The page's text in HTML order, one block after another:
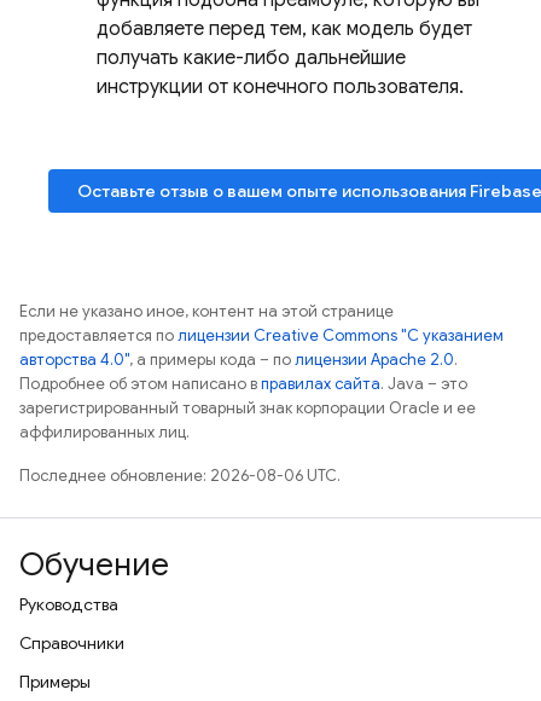
добавляете перед тем, как модель будет
получать какие-либо дальнейшие
инструкции от конечного пользователя.
Оставьте отзыв о вашем опыте использования
Если не указано иное, контент на этой странице
предоставляется полицензии Creative Commons "С указанием
авторства 4.0", а примеры кода – полицензии Apache 2.0.
Подробнее об этом написано вправилах сайта. Java – это
зарегистрированный товарный знак корпорации Oracle и ее
аффилированных лиц.
Последнее обновление: 2026-08-06 UTC.
Обучение
Руководства
Справочники
Примеры